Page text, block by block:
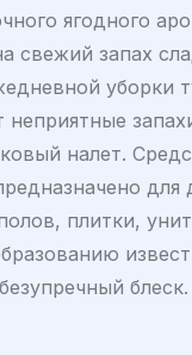
ягодного
свежий запах
уборки
неприятные
налет.
для
плитки,
блеск.